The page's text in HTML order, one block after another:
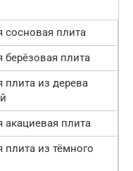
сосновая плита
берёзовая плита
плита из дерева
акациевая плита
плита из тёмного